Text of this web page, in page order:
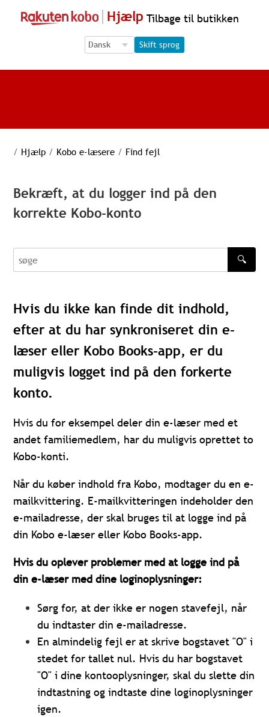
Hjælp Tilbage til butikken
Language Selection
Language Selection
Skift sprog
/ Hjælp / Kobo e-læsere / Find fejl
Bekræft, at du logger ind på den
korrekte Kobo-konto
søge
🔍
Hvis du ikke kan finde dit indhold,
efter at du har synkroniseret din e-
læser eller Kobo Books-app, er du
muligvis logget ind på den forkerte
konto.
Hvis du for eksempel deler din e-læser med et
andet familiemedlem, har du muligvis oprettet to
Kobo-konti.
Når du køber indhold fra Kobo, modtager du en e-
mailkvittering. E-mailkvitteringen indeholder den
e-mailadresse, der skal bruges til at logge ind på
din Kobo e-læser eller Kobo Books-app.
Hvis du oplever problemer med at logge ind på
din e-læser med dine loginoplysninger:
Sørg for, at der ikke er nogen stavefejl, når
du indtaster din e-mailadresse.
En almindelig fejl er at skrive bogstavet "O" i
stedet for tallet nul. Hvis du har bogstavet
"O" i dine kontooplysninger, skal du slette din
indtastning og indtaste dine loginoplysninger
igen.